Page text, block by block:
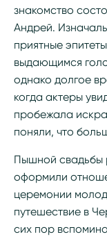
знакомство
Андрей.
приятные
выдающимся
однако долгое
когда актеры
пробежала
поняли, что
Пышной свадьбы
оформили
церемонии
путешествие в
сих пор